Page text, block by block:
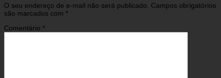
O seu endereço de e-mail não será publicado. Campos obrigatórios
são marcados com *
Comentário *